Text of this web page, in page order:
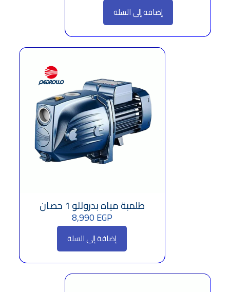
إضافة إلى السلة
طلمبة مياه بدروللو 1 حصان
8,990EGP
إضافة إلى السلة